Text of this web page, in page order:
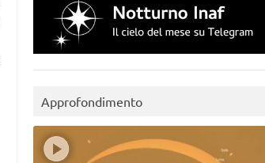
Approfondimento